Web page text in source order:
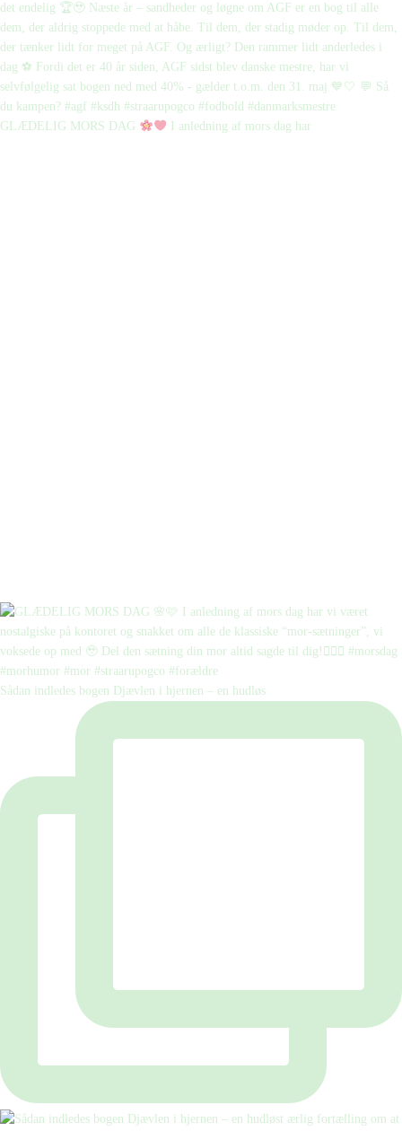
GLÆDELIG MORS DAG I anledning af mors dag har
Sådan indledes bogen Djævlen i hjernen – en hudløs